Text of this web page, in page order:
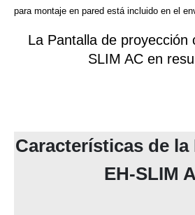
para montaje en pared está incluido en el
La Pantalla de proyección
SLIM AC en
Características de la
EH-SLIM